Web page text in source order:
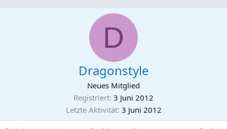
D
Dragonstyle
Neues Mitglied
Registriert 3 Juni 2012
Letzte Aktivität 3 Juni 2012